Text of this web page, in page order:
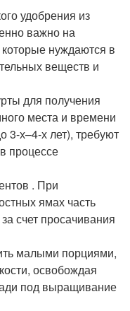
удобрения из
важно на
нуждаются в
веществ и
для получения
места и времени
3-х–4-х лет), требуют
процессе
. При
ямах часть
счет просачивания
малыми порциями,
освобождая
под выращивание